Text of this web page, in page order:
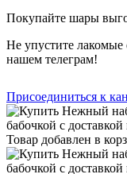
Покупайте шары
Не упустите
нашем телеграм!
Присоединиться к
Товар добавлен в